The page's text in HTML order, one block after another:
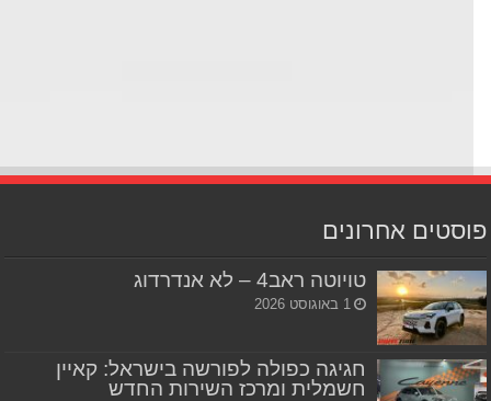
אחרונים
טויוטה ראב4 – לא אנדרדוג
1 באוגוסט 2026
חגיגה כפולה לפורשה בישראל: קאיין
חשמלית ומרכז השירות החדש